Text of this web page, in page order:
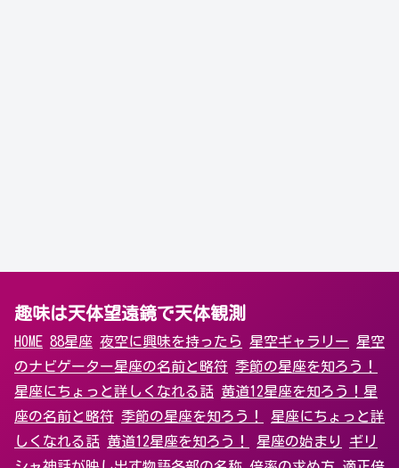
趣味は天体望遠鏡で天体観測
HOME 88星座 夜空に興味を持ったら 星空ギャラリー 星空
のナビゲーター星座の名前と略符 季節の星座を知ろう！
星座にちょっと詳しくなれる話 黄道12星座を知ろう！ 星
座の名前と略符 季節の星座を知ろう！
星座にちょっと詳
しくなれる話 黄道12星座を知ろう！ 星座の始まり
ギリ